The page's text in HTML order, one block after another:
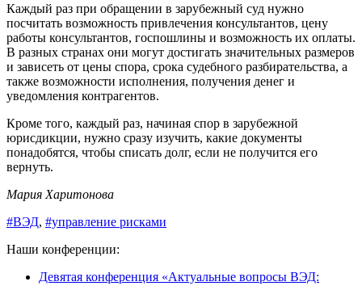
Каждый раз при обращении в зарубежный суд нужно
посчитать возможность привлечения консультантов, цену
работы консультантов, госпошлины и возможность их оплаты.
В разных странах они могут достигать значительных размеров
и зависеть от цены спора, срока судебного разбирательства, а
также возможности исполнения, получения денег и
уведомления контрагентов.
Кроме того, каждый раз, начиная спор в зарубежной
юрисдикции, нужно сразу изучить, какие документы
понадобятся, чтобы списать долг, если не получится его
вернуть.
Мария Харитонова
#ВЭД, #управление рисками
Наши конференции:
Девятая конференция «Актуальные вопросы ВЭД: